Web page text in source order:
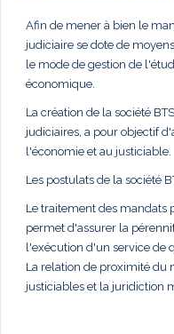
Afin de mener à bien le
judiciaire se dote de
le mode de gestion de
économique.
La création de la société
judiciaires, a pour objectif
l'économie et au justiciable.
Les postulats de la société
Le traitement des mandats
permet d'assurer la
l'exécution d'un service de
La relation de proximité du
justiciables et la juridiction